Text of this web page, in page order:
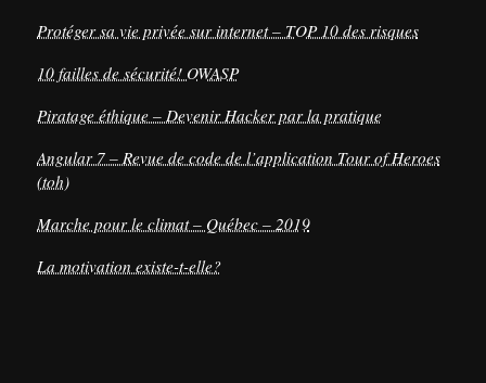
Protéger sa vie privée sur internet – TOP 10 des risques
10 failles de sécurité! OWASP
Piratage éthique – Devenir Hacker par la pratique
Angular 7 – Revue de code de l’application Tour of Heroes
(toh)
Marche pour le climat – Québec – 2019
La motivation existe-t-elle?